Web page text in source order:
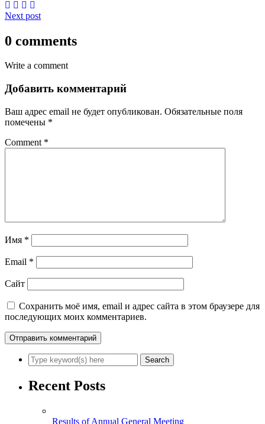
Next post
0 comments
Write a comment
Добавить комментарий
Ваш адрес email не будет опубликован. Обязательные поля
помечены *
Comment *
Имя *
Email *
Сайт
Сохранить моё имя, email и адрес сайта в этом браузере для
последующих моих комментариев.
Recent Posts
Results of Annual General Meeting